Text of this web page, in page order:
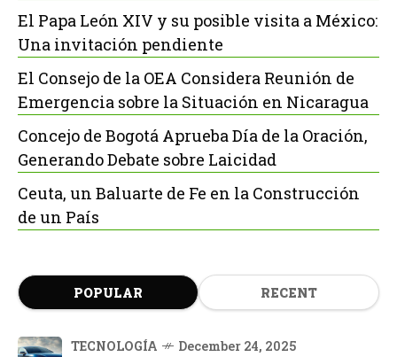
El Papa León XIV y su posible visita a México:
Una invitación pendiente
El Consejo de la OEA Considera Reunión de
Emergencia sobre la Situación en Nicaragua
Concejo de Bogotá Aprueba Día de la Oración,
Generando Debate sobre Laicidad
Ceuta, un Baluarte de Fe en la Construcción
de un País
POPULAR RECENT
TECNOLOGÍA December 24, 2025